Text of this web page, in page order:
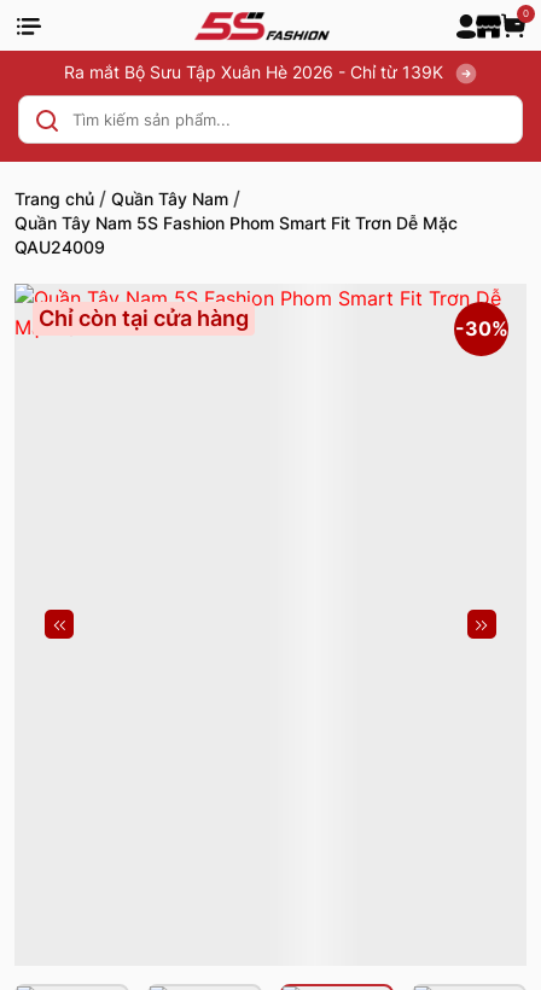
0
Ra mắt Bộ Sưu Tập Xuân Hè 2026 - Chỉ từ 139K
Trang chủ / Quần Tây Nam /
Quần Tây Nam 5S Fashion Phom Smart Fit Trơn Dễ Mặc
QAU24009
Chỉ còn tại cửa hàng -30%